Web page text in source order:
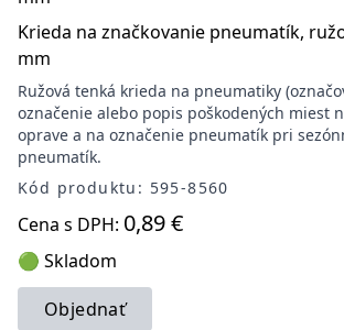
Krieda na značkovanie pneumatík,
mm
Ružová tenká krieda na pneumatiky
označenie alebo popis poškodených miest
oprave a na označenie pneumatík pri
pneumatík.
Kód produktu: 595-8560
Cena s DPH: 0,89 €
🟢 Skladom
Objednať